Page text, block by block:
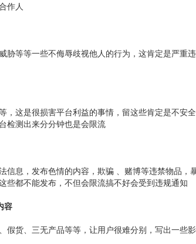
作人
胁等等一些不侮辱歧视他人的行为，这肯定是严重
，这是很损害平台利益的事情，留这些肯定是不安
检测出来分分钟也是会限流
信息，发布色情的内容，欺骗 、赌博等违禁物品，
些都不能发布，不但会限流搞不好会受到违规通知
容
假货、三无产品等等，让用户很难分别，写出一些